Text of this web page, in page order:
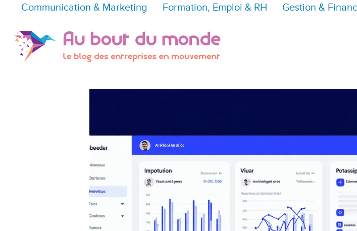
Communication & Marketing Formation, Emploi & RH Gestion &